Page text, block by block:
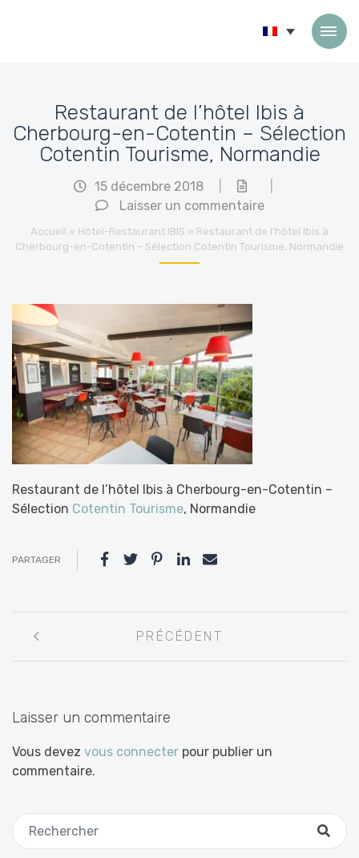
Restaurant de l’hôtel Ibis à
Cherbourg-en-Cotentin – Sélection
Cotentin Tourisme, Normandie
15 décembre 2018
Laisser un commentaire
Accueil » Hôtel-Restaurant IBIS » Restaurant de l’hôtel Ibis à
Cherbourg-en-Cotentin – Sélection Cotentin Tourisme, Normandie
Restaurant de l’hôtel Ibis à Cherbourg-en-Cotentin –
Sélection Cotentin Tourisme, Normandie
PARTAGER
entre
PRÉCÉDENT
Laisser un commentaire
Vous devez vous connecter pour publier un
commentaire.